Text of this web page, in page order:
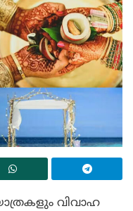
വിവാഹ